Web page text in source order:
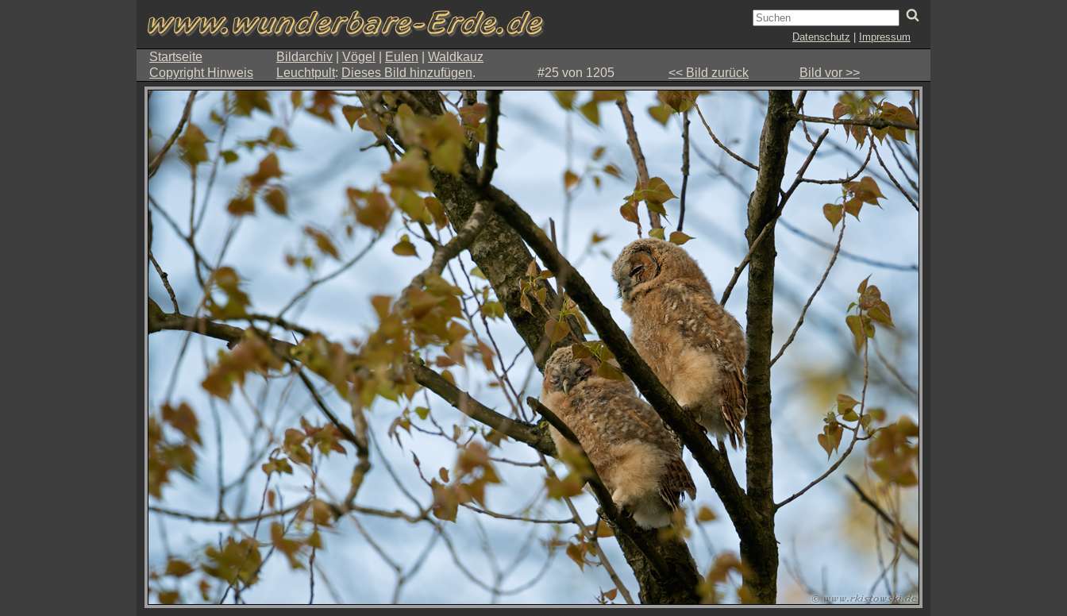
Datenschutz Impressum
Startseite Bildarchiv Vögel Eulen
Waldkauz
Copyright Hinweis
Leuchtpult: Dieses Bild hinzufügen. #25 von 1205 << Bild zurück Bild vor >>